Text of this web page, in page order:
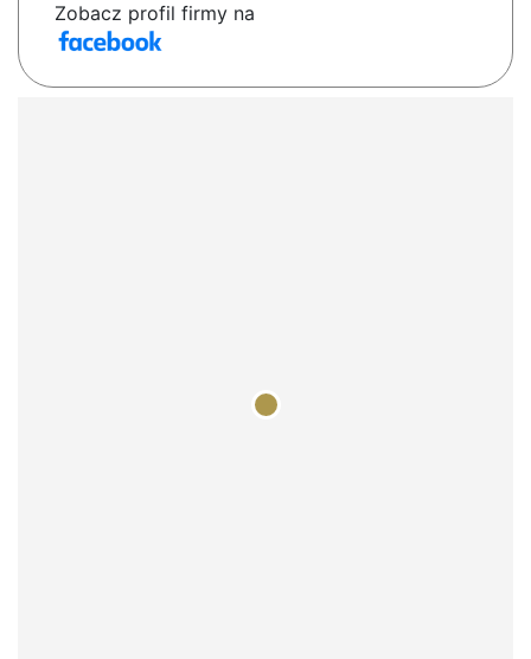
Zobacz profil firmy na